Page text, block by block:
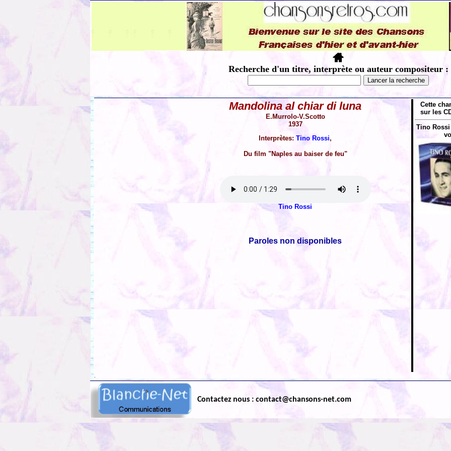
Recherche d'un titre, interprète ou auteur compositeur :
Mandolina al chiar di luna
E.Murrolo-V.Scotto
1937
Interprètes: Tino Rossi,
Du film "Naples au baiser de feu"
Tino Rossi
Paroles non disponibles
Cette
sur les
Tino Rossi
Contactez nous : contact@chansons-net.com